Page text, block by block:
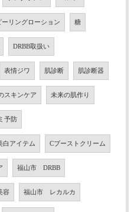
ーリングローション 糖
DRBB取扱い
表情ジワ 肌診断 肌診断器
スキンケア 未来の肌作り
予防
白アイテム Cブーストクリーム
福山市 DRBB
容 福山市 レカルカ